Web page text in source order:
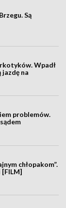
Są
Wpadł
na
problemów.
chłopakom”.